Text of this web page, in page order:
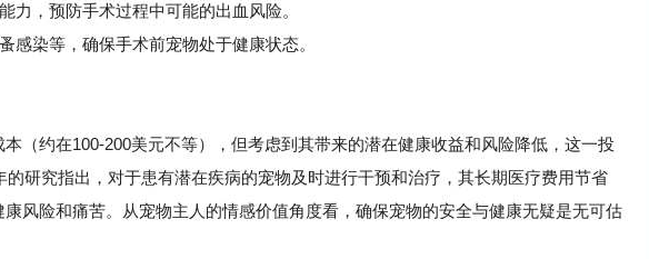
，预防手术过程中可能的出血风险。
染等，确保手术前宠物处于健康状态。
（约在100-200美元不等），但考虑到其带来的潜在健康收益和风险降低，这一投
研究指出，对于患有潜在疾病的宠物及时进行干预和治疗，其长期医疗费用节省
风险和痛苦。从宠物主人的情感价值角度看，确保宠物的安全与健康无疑是无可估